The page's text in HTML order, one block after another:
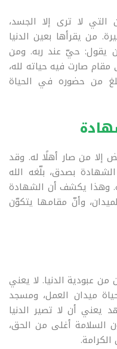
لا ترى إلا الجسد،
من يقرأها بعين الدنيا
يقول: حيّ عند ربه. ومن
صارت فيه حياته لله،
من حضوره في الحياة
إلا من صار أهلًا له. وقد
بصدق، بلّغه الله
وهذا يكشف أن الشهادة
وأنّ مقامها يتكوّن
عبودية الدنيا. لا يعني
ميدان العمل، ومسجد
يعني أن لا تصير الدنيا
السلامة أغلى من الحق،
.